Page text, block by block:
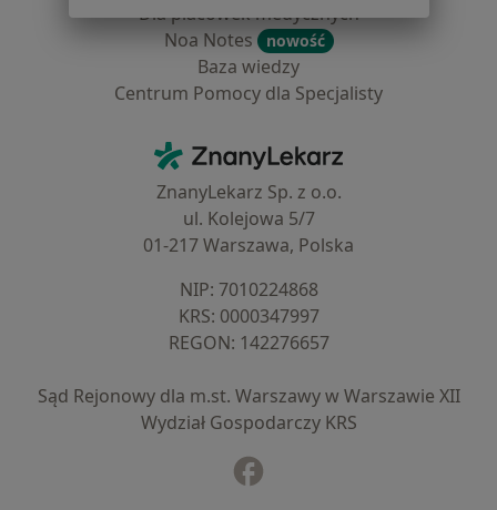
Dla placówek medycznych
Noa Notes
nowość
Baza wiedzy
Centrum Pomocy dla Specjalisty
ZnanyLekarz - Strona główna
ZnanyLekarz Sp. z o.o.
ul. Kolejowa 5/7
01-217 Warszawa, Polska
NIP: ⁠7010224868
KRS: ⁠0000347997
REGON: ⁠142276657
Sąd Rejonowy dla m.st. Warszawy w Warszawie XII
Wydział Gospodarczy KRS